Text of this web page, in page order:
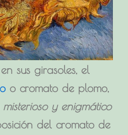
sus girasoles, el
o cromato de plomo,
misterioso y enigmático
del cromato de